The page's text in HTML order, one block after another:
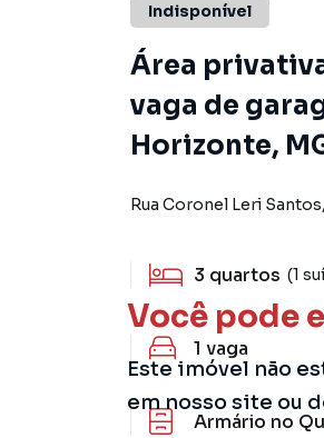
Você pode
Este imóvel não
em nosso site ou
Indisponível
Área
vaga de
Horizonte,
Rua Coronel Leri Santos,
3 quartos (1
1 vaga
Armário no